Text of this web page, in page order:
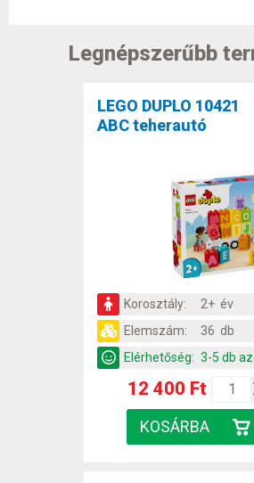
Legnépszerűbb
LEGO DUPLO 10421
ABC teherautó
Korosztály:
2+ év
Elemszám:
36 db
Elérhetőség: 3-5 db
12 400 Ft